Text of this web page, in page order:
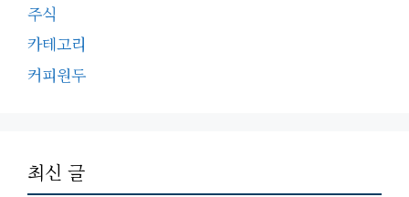
주식
카테고리
커피원두
최신 글